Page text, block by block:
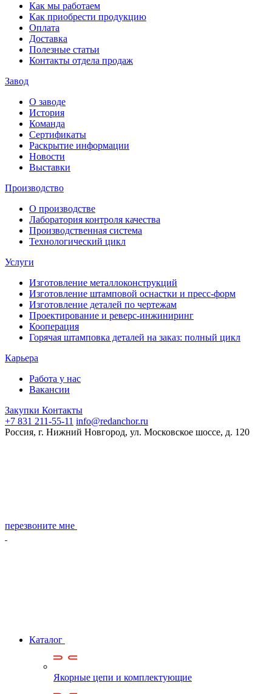
Как мы работаем
Как приобрести продукцию
Оплата
Доставка
Полезные статьи
Контакты отдела продаж
Завод
О заводе
История
Команда
Сертификаты
Раскрытие информации
Новости
Выставки
Производство
О производстве
Лаборатория контроля качества
Производственная система
Технологический цикл
Услуги
Изготовление металлоконструкций
Изготовление штамповой оснастки и пресс-форм
Изготовление деталей по чертежам
Проектирование и реверс-инжиниринг
Кооперация
Горячая штамповка деталей на заказ: полный цикл
Карьера
Работа у нас
Вакансии
Закупки Контакты
+7 831 211-55-11 info@redanchor.ru
Россия, г. Нижний Новгород, ул. Московское шоссе, д. 120
перезвоните мне
Каталог
Якорные цепи и комплектующие